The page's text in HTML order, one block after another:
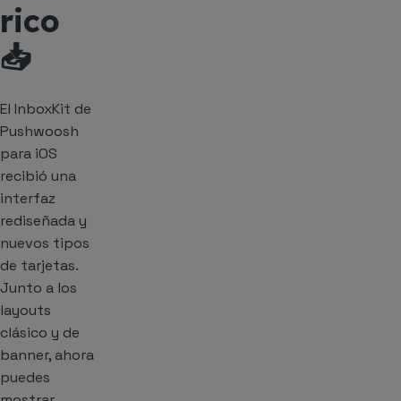
rico
📥
El InboxKit de
Pushwoosh
para iOS
recibió una
interfaz
rediseñada y
nuevos tipos
de tarjetas.
Junto a los
layouts
clásico y de
banner, ahora
puedes